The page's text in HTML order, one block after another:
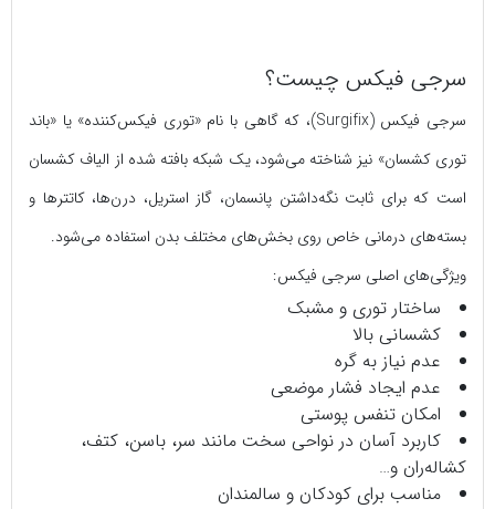
سرجی‌ فیکس چیست؟
سرجی‌ فیکس (Surgifix)، که گاهی با نام «توری فیکس‌کننده» یا «باند
توری کشسان» نیز شناخته می‌شود، یک شبکه بافته شده از الیاف کشسان
است که برای ثابت نگه‌داشتن پانسمان، گاز استریل، درن‌ها، کاتترها و
بسته‌های درمانی خاص روی بخش‌های مختلف بدن استفاده می‌شود.
ویژگی‌های اصلی سرجی‌ فیکس:
ساختار توری و مشبک
کشسانی بالا
عدم نیاز به گره
عدم ایجاد فشار موضعی
امکان تنفس پوستی
کاربرد آسان در نواحی سخت مانند سر، باسن، کتف،
کشاله‌ران و…
مناسب برای کودکان و سالمندان